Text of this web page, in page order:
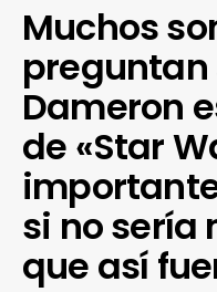
Muchos
preguntan
Dameron
de «Star
si no sería
que así